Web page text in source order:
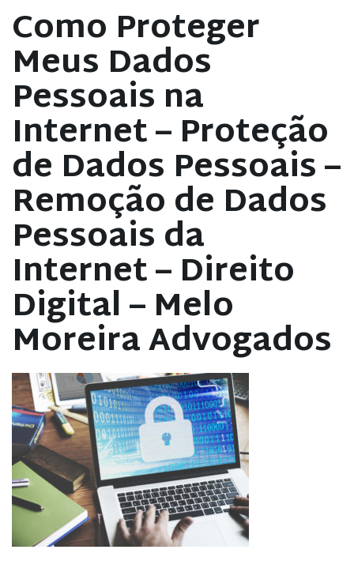
Como Proteger
Meus Dados
Pessoais na
Internet – Proteção
de Dados Pessoais –
Remoção de Dados
Pessoais da
Internet – Direito
Digital – Melo
Moreira Advogados